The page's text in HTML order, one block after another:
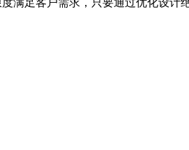
满足客户需求，只要通过优化设